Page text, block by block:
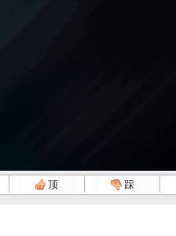
顶 踩